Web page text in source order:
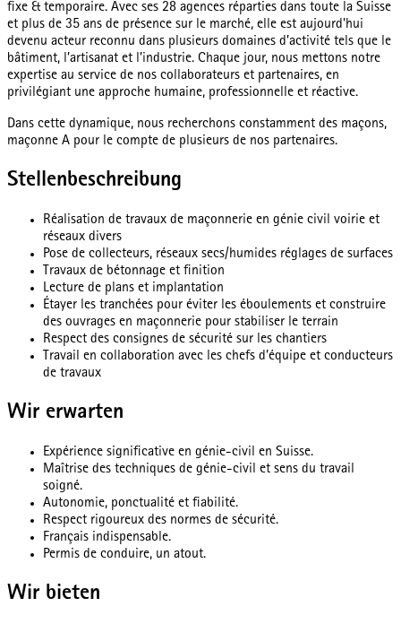
fixe & temporaire. Avec ses 28 agences réparties dans toute la Suisse
et plus de 35 ans de présence sur le marché, elle est aujourd'hui
devenu acteur reconnu dans plusieurs domaines d’activité tels que le
bâtiment, l’artisanat et l’industrie. Chaque jour, nous mettons notre
expertise au service de nos collaborateurs et partenaires, en
privilégiant une approche humaine, professionnelle et réactive.
Dans cette dynamique, nous recherchons constamment des maçons,
maçonne A pour le compte de plusieurs de nos partenaires.
Stellenbeschreibung
Réalisation de travaux de maçonnerie en génie civil voirie et
réseaux divers
Pose de collecteurs, réseaux secs/humides réglages de surfaces
Travaux de bétonnage et finition
Lecture de plans et implantation
Étayer les tranchées pour éviter les éboulements et construire
des ouvrages en maçonnerie pour stabiliser le terrain
Respect des consignes de sécurité sur les chantiers
Travail en collaboration avec les chefs d’équipe et conducteurs
de travaux
Wir erwarten
Expérience significative en génie-civil en Suisse.
Maîtrise des techniques de génie-civil et sens du travail
soigné.
Autonomie, ponctualité et fiabilité.
Respect rigoureux des normes de sécurité.
Français indispensable.
Permis de conduire, un atout.
Wir bieten